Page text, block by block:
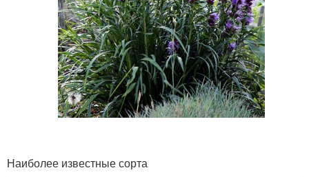
Наиболее известные сорта